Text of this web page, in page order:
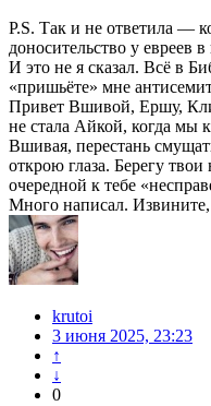
P.S. Так и не ответила —
доносительство у евреев
И это не я сказал. Всё в
«пришьёте» мне
Привет Вшивой, Ершу,
не стала Айкой, когда мы
Вшивая, перестань
открою глаза. Берегу
очередной к тебе
Много написал.
krutoi
3 июня 2025, 23:23
↑
↓
0